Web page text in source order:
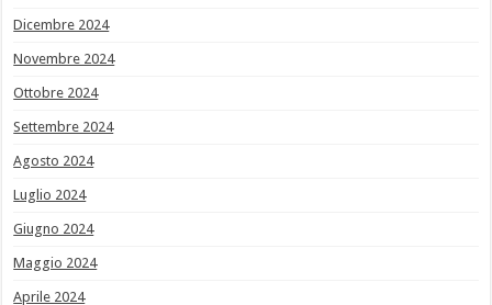
Dicembre 2024
Novembre 2024
Ottobre 2024
Settembre 2024
Agosto 2024
Luglio 2024
Giugno 2024
Maggio 2024
Aprile 2024